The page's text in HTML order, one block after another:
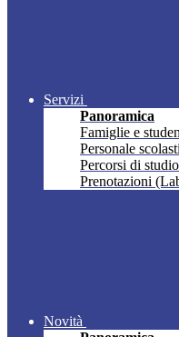
Servizi
Panoramica
Famiglie e
Personale
Percorsi di studio
Prenotazioni
Novità